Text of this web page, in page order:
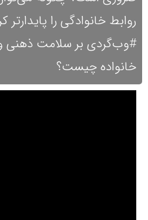
روابط خانوادگی را پایدارتر
#وب‌گردی بر سلامت ذهنی
خانواده چیست؟